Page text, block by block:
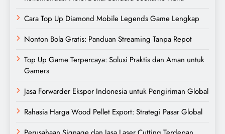
Cara Top Up Diamond Mobile Legends Game Lengkap
Nonton Bola Gratis: Panduan Streaming Tanpa Repot
Top Up Game Terpercaya: Solusi Praktis dan Aman untuk
Gamers
Jasa Forwarder Ekspor Indonesia untuk Pengiriman Global
Rahasia Harga Wood Pellet Export: Strategi Pasar Global